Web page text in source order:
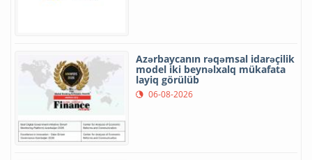
Azərbaycanın rəqəmsal idarəçilik
model iki beynəlxalq mükafata
layiq görülüb
06-08-2026